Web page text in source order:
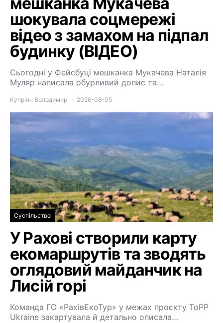
шокувала соцмережі
відео з замахом на підпал
будинку (ВІДЕО)
Сьогодні у Фейсбуці мешканка Мукачева Наталія
Муляр написала обурливий допис та…
Купріян Володимир 2026-08-05
Суспільство
У Рахові створили карту
екомаршрутів та зводять
оглядовий майданчик на
Лисій горі
Команда ГО «РахівЕкоТур» у межах проєкту ToPP
Ukraine закартувала й детально описала…